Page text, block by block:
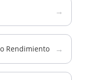
→
Rendimiento →